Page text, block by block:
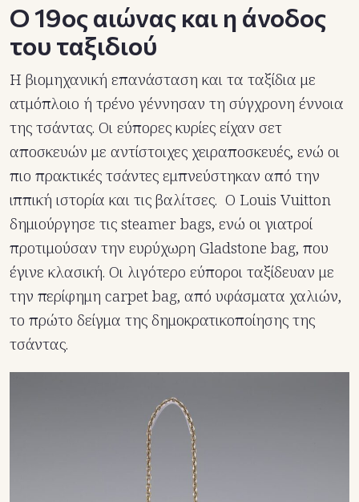
Ο 19ος αιώνας και η άνοδος
του ταξιδιού
Η βιομηχανική επανάσταση και τα ταξίδια με
ατμόπλοιο ή τρένο γέννησαν τη σύγχρονη έννοια
της τσάντας. Οι εύπορες κυρίες είχαν σετ
αποσκευών με αντίστοιχες χειραποσκευές, ενώ οι
πιο πρακτικές τσάντες εμπνεύστηκαν από την
ιππική ιστορία και τις βαλίτσες. Ο Louis Vuitton
δημιούργησε τις steamer bags, ενώ οι γιατροί
προτιμούσαν την ευρύχωρη Gladstone bag, που
έγινε κλασική. Οι λιγότερο εύποροι ταξίδευαν με
την περίφημη carpet bag, από υφάσματα χαλιών,
το πρώτο δείγμα της δημοκρατικοποίησης της
τσάντας.